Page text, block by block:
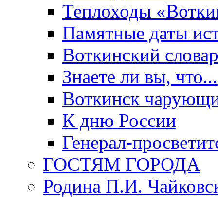
Теплоходы
Памятные даты
Воткинский
Знаете ли вы, что...
Воткинск
К дню России
Генерал-
ГОСТЯМ ГОРОДА
Родина П.И.